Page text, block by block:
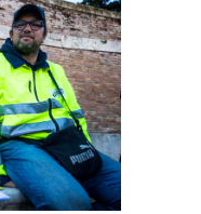
PER
LA
FESTA
DEI
MORTI:
LA
COSTITUZIONE
ITALIANA